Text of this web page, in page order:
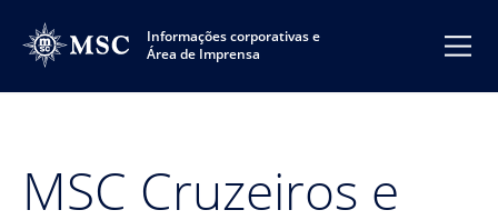
Informações corporativas e
Área de Imprensa
MSC Cruzeiros e